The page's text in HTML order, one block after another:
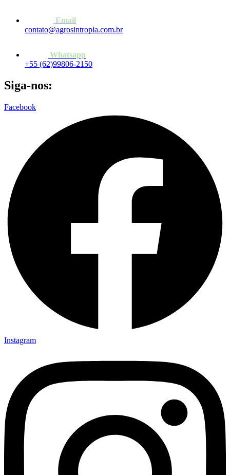
Email
contato@agrosintropia.com.br
Whatsapp
+55 (62)99806-2150
Siga-nos:
Facebook
Instagram